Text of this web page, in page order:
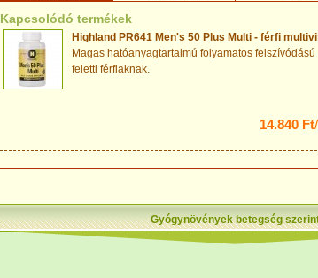
Kapcsolódó termékek
Highland PR641 Men's 50 Plus Multi - férfi
Magas hatóanyagtartalmú folyamatos
feletti férfiaknak.
14.840 Ft
Gyógynövények betegség